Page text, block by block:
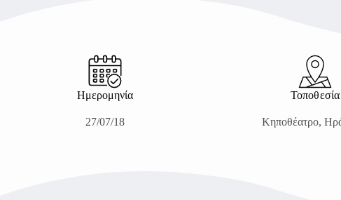
Ημερομηνία
27/07/18
Τοποθεσία
Κηποθέατρο,